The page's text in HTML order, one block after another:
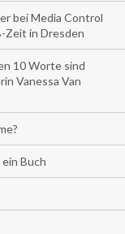
bei Media Control
Zeit in Dresden
10 Worte sind
Vanessa Van
Buch